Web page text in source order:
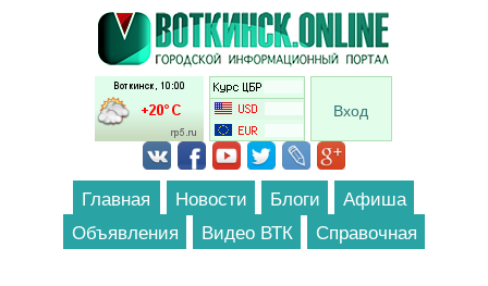
Перейти к основному содержанию
Вход
Главная Новости Блоги
Афиша
Объявления
Видео ВТК Справочная